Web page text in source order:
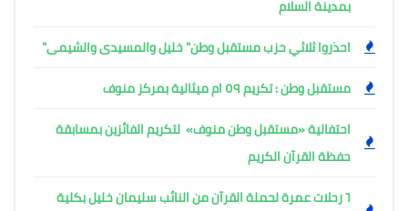
بمدينة السلام
احذروا ثلاثي حزب مستقبل وطن" خليل والمسيدى والشيمى"
مستقبل وطن : تكريم ٥٩ ام ميثالية بمركز منوف
احتفالية «مستقبل وطن منوف» لتكريم الفائزين بمسابقة
حفظة القرآن الكريم
٦ رحلات عمرة لحملة القرآن من النائب سليمان خليل بكلية